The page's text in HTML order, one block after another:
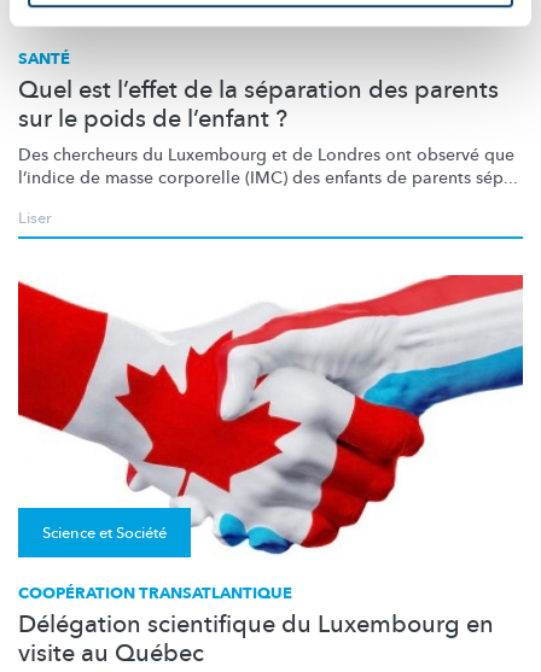
SANTÉ
Quel est l’effet de la séparation des parents
sur le poids de l’enfant ?
Des chercheurs du Luxembourg et de Londres ont observé que
l’indice de masse corporelle (IMC) des enfants de parents sép...
Liser
Science et Société
COOPÉRATION TRANSATLANTIQUE
Délégation scientifique du Luxembourg en
visite au Québec